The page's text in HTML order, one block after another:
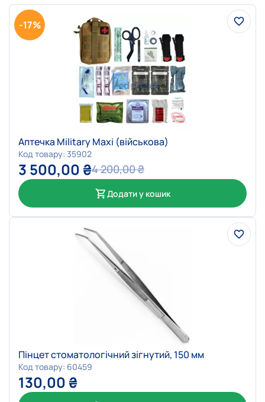
-17%
Аптечка Military Maxi (військова)
Код товару: 35902
4 200,00₴
3 500,00 ₴
Додати у кошик
Пінцет стоматологічний зігнутий, 150 мм
Код товару: 60459
130,00 ₴